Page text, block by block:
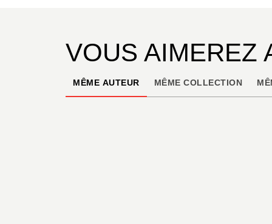
VOUS AIMEREZ
MÊME AUTEUR MÊME COLLECTION